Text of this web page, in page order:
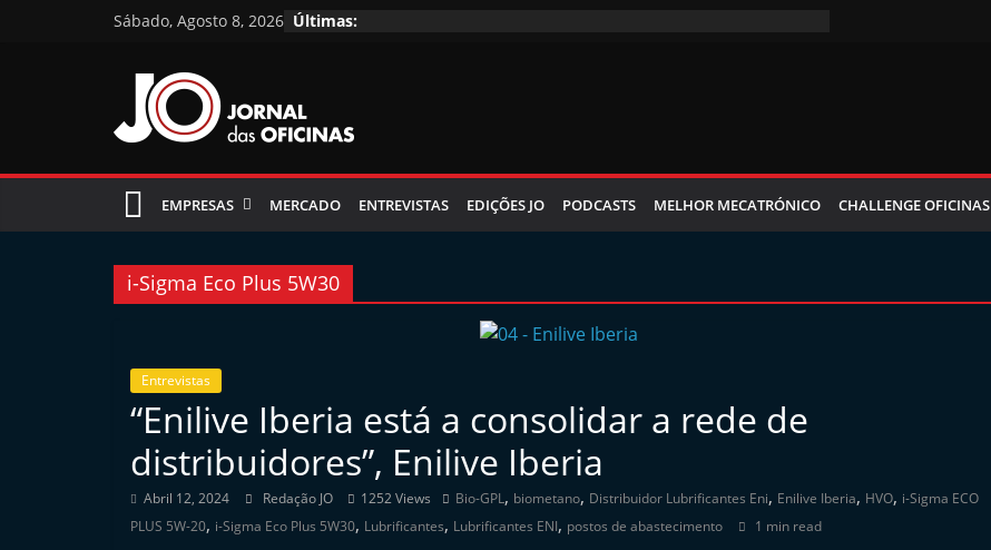
Sábado, Agosto 8, 2026 Últimas:
Jornal
das
Oficinas
EMPRESAS MERCADO ENTREVISTAS EDIÇÕES JO PODCASTS MELHOR MECATRÓNICO CHALLENGE OFICINAS
i-Sigma Eco Plus 5W30
Entrevistas
“Enilive Iberia está a consolidar a rede de
distribuidores”, Enilive Iberia
Abril 12, 2024 Redação JO 1252 Views Bio-GPL, biometano, Distribuidor Lubrificantes Eni, Enilive Iberia, HVO, i-Sigma ECO
PLUS 5W-20, i-Sigma Eco Plus 5W30, Lubrificantes, Lubrificantes ENI, postos de abastecimento 1 min read